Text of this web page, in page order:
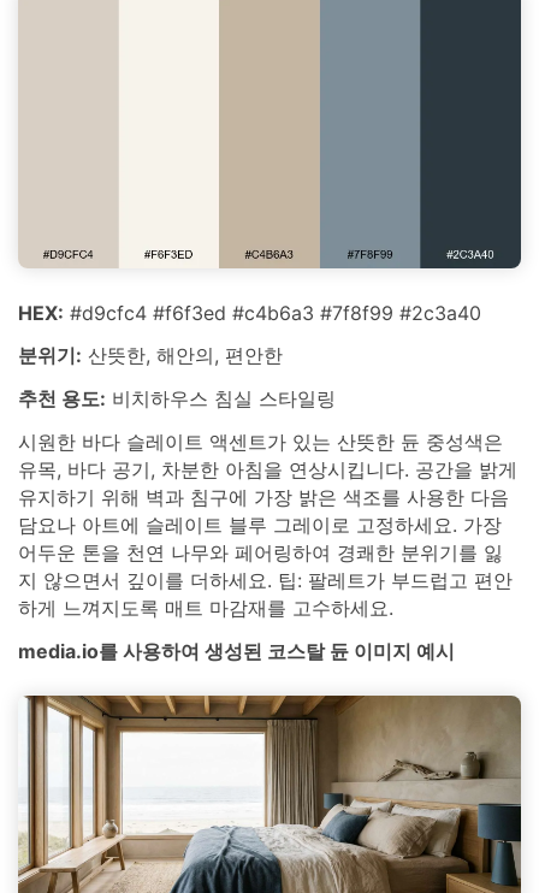
HEX: #d9cfc4 #f6f3ed #c4b6a3 #7f8f99 #2c3a40
분위기: 산뜻한, 해안의, 편안한
추천 용도: 비치하우스 침실 스타일링
시원한 바다 슬레이트 액센트가 있는 산뜻한 듄 중성색은
유목, 바다 공기, 차분한 아침을 연상시킵니다. 공간을 밝게
유지하기 위해 벽과 침구에 가장 밝은 색조를 사용한 다음
담요나 아트에 슬레이트 블루 그레이로 고정하세요. 가장
어두운 톤을 천연 나무와 페어링하여 경쾌한 분위기를 잃
지 않으면서 깊이를 더하세요. 팁: 팔레트가 부드럽고 편안
하게 느껴지도록 매트 마감재를 고수하세요.
media.io를 사용하여 생성된 코스탈 듄 이미지 예시